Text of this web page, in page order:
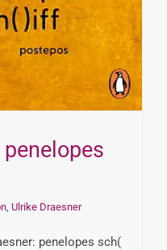
Ulrike Draesner
penelopes sch(